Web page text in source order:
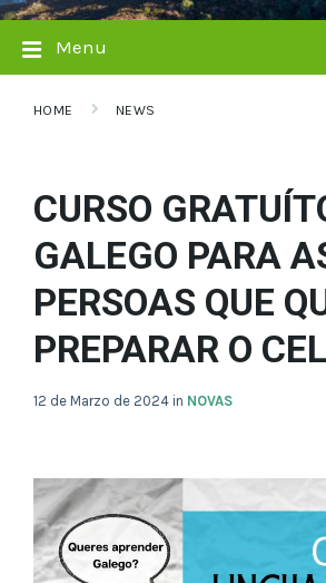
Menu
HOME NEWS
CURSO
GALEGO PARA
PERSOAS QUE
PREPARAR O
12 de Marzo de 2024 in NOVAS